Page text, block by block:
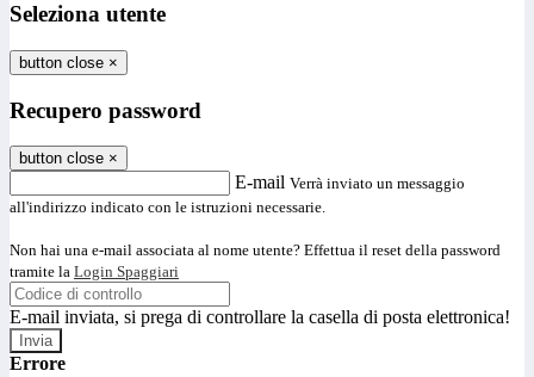
Seleziona utente
button close ×
Recupero password
button close ×
E-mail Verrà inviato un messaggio
all'indirizzo indicato con le istruzioni necessarie.
Non hai una e-mail associata al nome utente? Effettua il reset della password
tramite la Login Spaggiari
E-mail inviata, si prega di controllare la casella di posta elettronica!
Errore